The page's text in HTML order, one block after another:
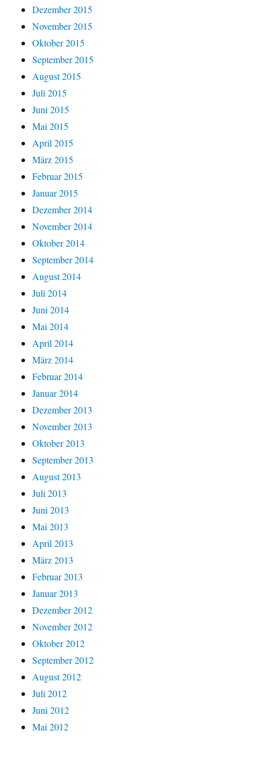
Dezember 2015
November 2015
Oktober 2015
September 2015
August 2015
Juli 2015
Juni 2015
Mai 2015
April 2015
März 2015
Februar 2015
Januar 2015
Dezember 2014
November 2014
Oktober 2014
September 2014
August 2014
Juli 2014
Juni 2014
Mai 2014
April 2014
März 2014
Februar 2014
Januar 2014
Dezember 2013
November 2013
Oktober 2013
September 2013
August 2013
Juli 2013
Juni 2013
Mai 2013
April 2013
März 2013
Februar 2013
Januar 2013
Dezember 2012
November 2012
Oktober 2012
September 2012
August 2012
Juli 2012
Juni 2012
Mai 2012